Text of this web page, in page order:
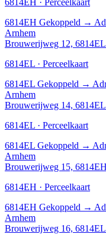
6814EH Gekoppeld →
Arnhem
Brouwerijweg 12,
6814EL · Perceelkaart
6814EL Gekoppeld →
Arnhem
Brouwerijweg 14,
6814EL · Perceelkaart
6814EL Gekoppeld →
Arnhem
Brouwerijweg 15,
6814EH · Perceelkaart
6814EH Gekoppeld →
Arnhem
Brouwerijweg 16,